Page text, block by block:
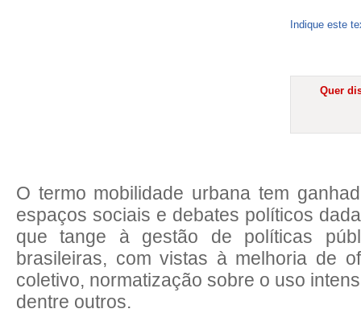
Indique este
Quer
O termo mobilidade urbana tem
espaços sociais e debates políticos
que tange à gestão de políticas
brasileiras, com vistas à melhoria de
coletivo, normatização sobre o uso
dentre outros.